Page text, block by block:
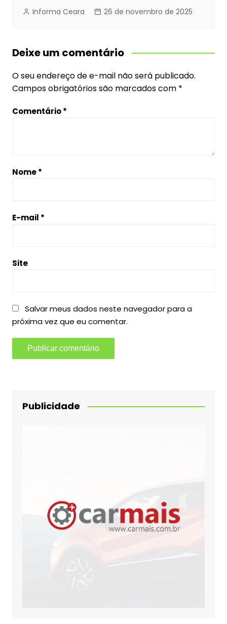
Informa Ceara 26 de novembro de 2025
Deixe um comentário
O seu endereço de e-mail não será publicado.
Campos obrigatórios são marcados com *
Comentário*
Nome*
E-mail *
Site
Salvar meus dados neste navegador para a
próxima vez que eu comentar.
Publicidade